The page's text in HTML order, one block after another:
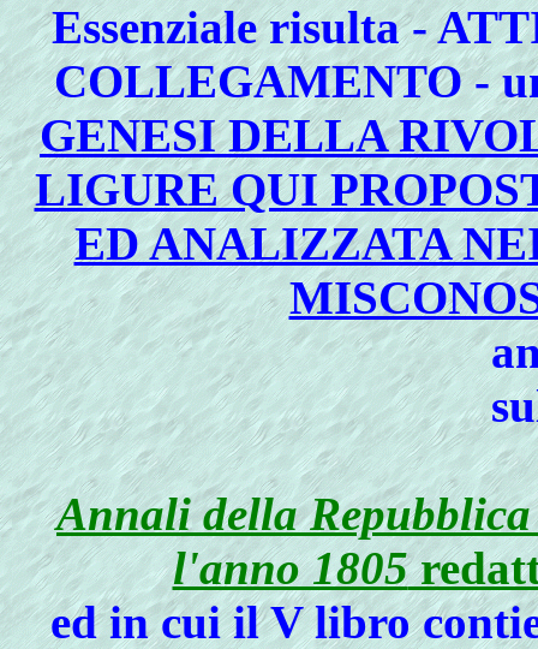
Essenziale risulta -
COLLEGAMENTO -
GENESI DELLA
LIGURE QUI
ED ANALIZZATA
Annali della
l'anno 1805
ed in cui il V libro